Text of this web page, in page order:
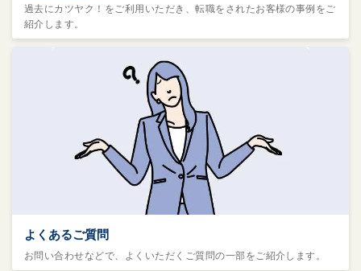
過去にカツヤク！をご利用いただき、転職をされたお客様の事例をご
紹介します。
よくあるご質問
お問い合わせなどで、よくいただくご質問の一部をご紹介します。